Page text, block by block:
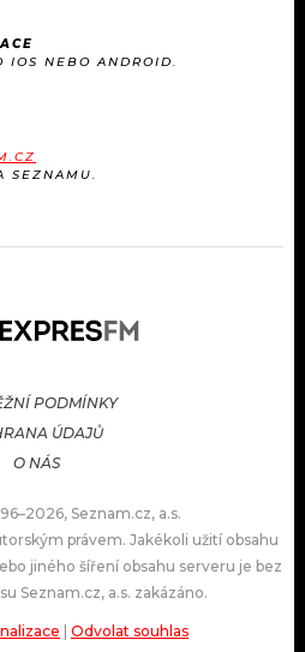
IOS NEBO ANDROID.
SEZNAMU.
PODMÍNKY
ÚDAJŮ
O NÁS
Seznam.cz, a.s.
právem. Jakékoli užití obsahu
jiného šíření obsahu serveru je bez
Seznam.cz, a.s. zakázáno.
Odvolat souhlas